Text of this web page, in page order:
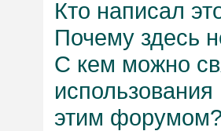
Кто написал
Почему здесь
С кем можно
этим